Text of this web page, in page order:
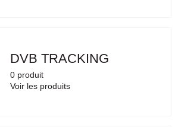
DVB TRACKING
0 produit
Voir les produits